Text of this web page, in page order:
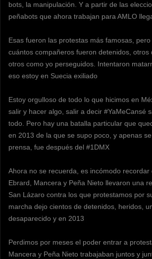
bots, la manipulación. Y a partir de las
peñabots que ahora trabajan para AMLO
Esas fueron las protestas más famosas,
cuántos compañeros fueron detenidos, otros
otros como yo perseguidos. Intentaron
eso estoy en Suecia exiliado
Estoy orgulloso de todo lo que hicimos en
salir y hacer algo, salir a decir #YaMeCansé
todo. Pero hay una batalla particular que
en 2013 de la que se supo poco, y apenas
prensa, fue después del #1DMX
Ahora no se recuerda, es incómodo recordar
Ebrard, Mancera y Peña Nieto llevaron una
San Lázaro contra los que protestamos por
marcha dejo cientos de detenidos, heridos,
desaparecido y en 2013
Perdimos por meses el poder entrar a
Mancera y Peña Nieto trabajaban juntos y